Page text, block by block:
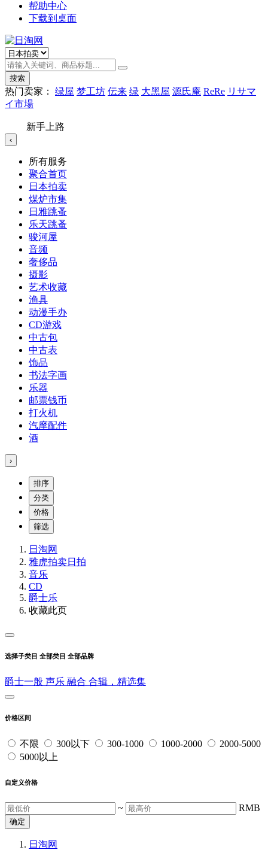
帮助中心
下载到桌面
搜索
热门卖家： 绿屋 梦工坊 伝来 绿 大黑屋 源氏庵 ReRe リサマ
イ市場
新手上路
‹
所有服务
聚合首页
日本拍卖
煤炉市集
日雅跳蚤
乐天跳蚤
骏河屋
音频
奢侈品
摄影
艺术收藏
渔具
动漫手办
CD游戏
中古包
中古表
饰品
书法字画
乐器
邮票钱币
打火机
汽摩配件
酒
›
排序
分类
价格
筛选
日淘网
雅虎拍卖日拍
音乐
CD
爵士乐
收藏此页
选择子类目 全部类目 全部品牌
爵士一般 声乐 融合 合辑，精选集
价格区间
不限 300以下 300-1000 1000-2000
2000-5000
5000以上
自定义价格
~ RMB
确定
日淘网